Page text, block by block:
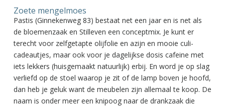
Zoete mengelmoes
Pastis (Ginnekenweg 83) bestaat net een jaar en is net als
de bloemenzaak en Stilleven een conceptmix. Je kunt er
terecht voor zelfgetapte olijfolie en azijn en mooie culi-
cadeautjes, maar ook voor je dagelijkse dosis cafeine met
iets lekkers (huisgemaakt natuurlijk) erbij. En word je op slag
verliefd op de stoel waarop je zit of de lamp boven je hoofd,
dan heb je geluk want de meubelen zijn allemaal te koop. De
naam is onder meer een knipoog naar de drankzaak die